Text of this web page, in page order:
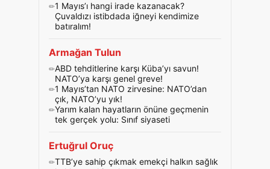
1 Mayıs’ı hangi irade kazanacak?
Çuvaldızı istibdada iğneyi kendimize
batıralım!
Armağan Tulun
ABD tehditlerine karşı Küba’yı savun!
NATO’ya karşı genel greve!
1 Mayıs’tan NATO zirvesine: NATO’dan
çık, NATO’yu yık!
Yarım kalan hayatların önüne geçmenin
tek gerçek yolu: Sınıf siyaseti
Ertuğrul Oruç
TTB’ye sahip çıkmak emekçi halkın sağlık